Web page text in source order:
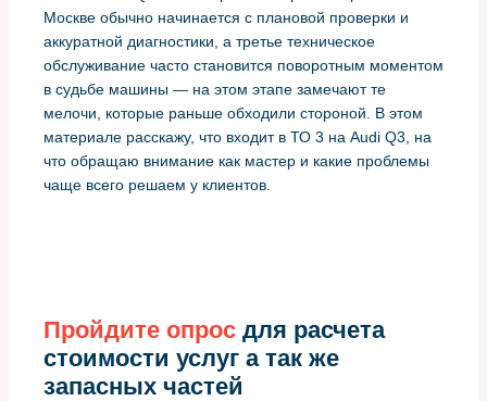
Москве обычно начинается с плановой проверки и
аккуратной диагностики, а третье техническое
обслуживание часто становится поворотным моментом
в судьбе машины — на этом этапе замечают те
мелочи, которые раньше обходили стороной. В этом
материале расскажу, что входит в ТО 3 на Audi Q3, на
что обращаю внимание как мастер и какие проблемы
чаще всего решаем у клиентов.
Пройдите опрос для расчета
стоимости услуг а так же
запасных частей